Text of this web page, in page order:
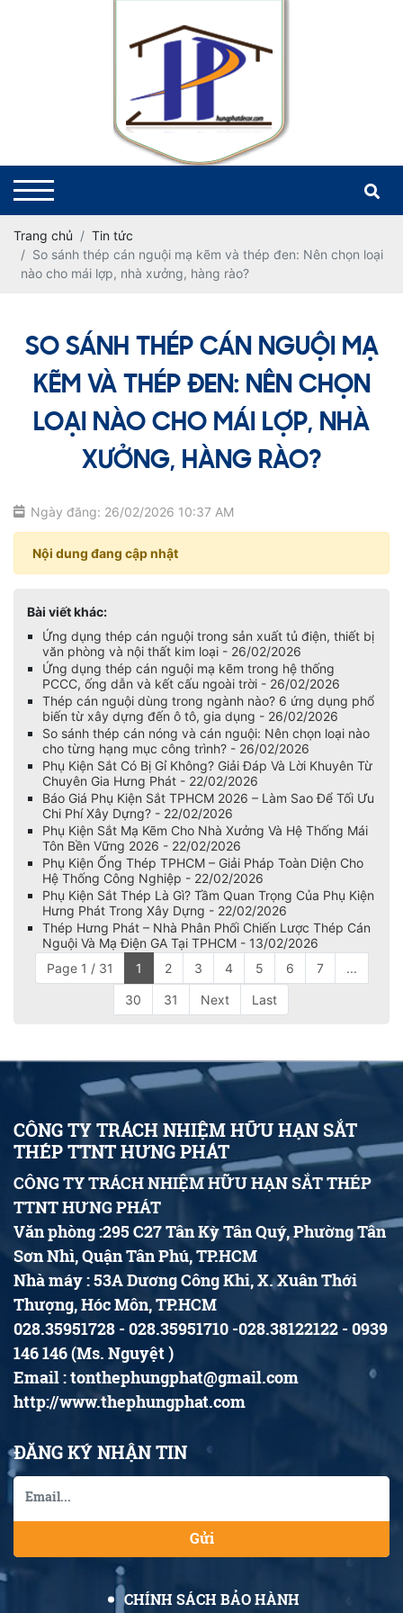
Trang chủ
Tin tức
So sánh thép cán nguội mạ kẽm và thép đen: Nên chọn loại
nào cho mái lợp, nhà xưởng, hàng rào?
SO SÁNH THÉP CÁN NGUỘI MẠ
KẼM VÀ THÉP ĐEN: NÊN CHỌN
LOẠI NÀO CHO MÁI LỢP, NHÀ
XƯỞNG, HÀNG RÀO?
Ngày đăng: 26/02/2026 10:37 AM
Nội dung đang cập nhật
Bài viết khác:
Ứng dụng thép cán nguội trong sản xuất tủ điện, thiết bị
văn phòng và nội thất kim loại - 26/02/2026
Ứng dụng thép cán nguội mạ kẽm trong hệ thống
PCCC, ống dẫn và kết cấu ngoài trời - 26/02/2026
Thép cán nguội dùng trong ngành nào? 6 ứng dụng phổ
biến từ xây dựng đến ô tô, gia dụng - 26/02/2026
So sánh thép cán nóng và cán nguội: Nên chọn loại nào
cho từng hạng mục công trình? - 26/02/2026
Phụ Kiện Sắt Có Bị Gỉ Không? Giải Đáp Và Lời Khuyên Từ
Chuyên Gia Hưng Phát - 22/02/2026
Báo Giá Phụ Kiện Sắt TPHCM 2026 – Làm Sao Để Tối Ưu
Chi Phí Xây Dựng? - 22/02/2026
Phụ Kiện Sắt Mạ Kẽm Cho Nhà Xưởng Và Hệ Thống Mái
Tôn Bền Vững 2026 - 22/02/2026
Phụ Kiện Ống Thép TPHCM – Giải Pháp Toàn Diện Cho
Hệ Thống Công Nghiệp - 22/02/2026
Phụ Kiện Sắt Thép Là Gì? Tầm Quan Trọng Của Phụ Kiện
Hưng Phát Trong Xây Dựng - 22/02/2026
Thép Hưng Phát – Nhà Phân Phối Chiến Lược Thép Cán
Nguội Và Mạ Điện GA Tại TPHCM - 13/02/2026
Page 1 / 31
1 2 3 4 5 6 7 ...
30 31 Next Last
CÔNG TY TRÁCH NHIỆM HỮU HẠN SẮT
THÉP TTNT HƯNG PHÁT
CÔNG TY TRÁCH NHIỆM HỮU HẠN SẮT THÉP
TTNT HƯNG PHÁT
Văn phòng :295 C27 Tân Kỳ Tân Quý, Phường Tân
Sơn Nhì, Quận Tân Phú, TP.HCM
Nhà máy : 53A Dương Công Khi, X. Xuân Thới
Thượng, Hóc Môn, TP.HCM
028.35951728 - 028.35951710 -028.38122122 - 0939
146 146 (Ms. Nguyệt )
Email : tonthephungphat@gmail.com
http://www.thephungphat.com
ĐĂNG KÝ NHẬN TIN
Gửi
CHÍNH SÁCH BẢO HÀNH